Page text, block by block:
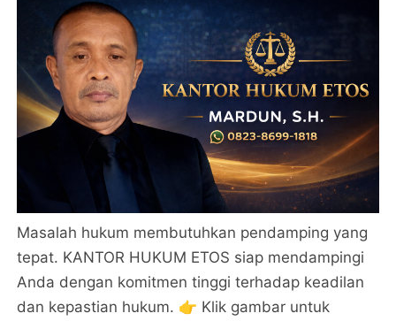
Masalah hukum membutuhkan pendamping yang
tepat. KANTOR HUKUM ETOS siap mendampingi
Anda dengan komitmen tinggi terhadap keadilan
dan kepastian hukum. 👉 Klik gambar untuk